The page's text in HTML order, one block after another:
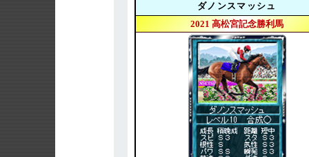
ダノンスマッシュ
2021 高松宮記念勝利馬